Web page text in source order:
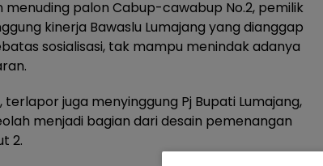
menuding palon Cabup-cawabup No.2, pemilik
kinerja Bawaslu Lumajang yang dianggap
sosialisasi, tak mampu menindak adanya
terlapor juga menyinggung Pj Bupati Lumajang,
menjadi bagian dari desain pemenangan
2.